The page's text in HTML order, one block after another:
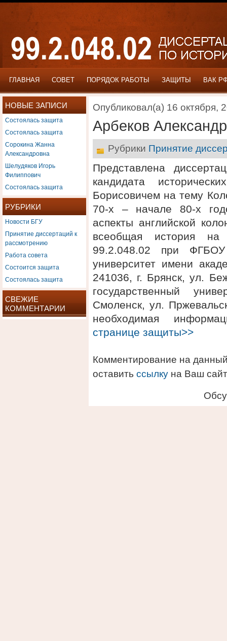
ГЛАВНАЯ СОВЕТ ПОРЯДОК РАБОТЫ ЗАЩИТЫ ВАК
НОВЫЕ ЗАПИСИ
Состоялась защита
Состоялась защита
Сорокина Жанна
Александровна
Шелудяков Игорь
Филиппович
Состоялась защита
РУБРИКИ
Новости БГУ
Принятие диссертаций к
рассмотрению
Работа совета
Состоится защита
Состоялась защита
СВЕЖИЕ
КОММЕНТАРИИ
Опубликовал(а) 16 октября,
Арбеков
Рубрики Принятие
Представлена
кандидата
Борисовичем на тему
70-х – начале 80-х
аспекты английской
всеобщая история на
99.2.048.02 при ФГБОУ
университет имени
241036, г. Брянск, ул.
государственный
Смоленск, ул.
необходимая
странице защиты>>
Комментирование на
оставить ссылку на Ваш